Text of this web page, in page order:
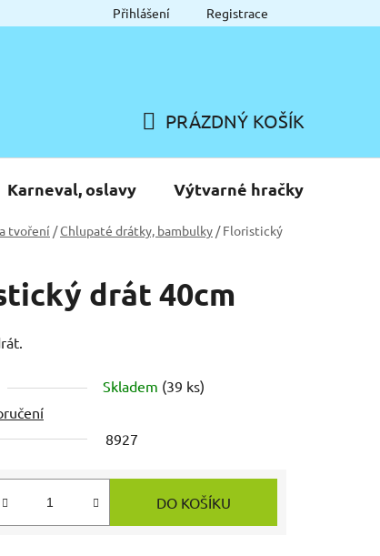
Přihlášení Registrace
KOŠÍK
PRÁZDNÝ KOŠÍK
Karneval, oslavy Výtvarné hračky
tvoření /Chlupaté drátky, bambulky / Floristický
drát 40cm
Skladem (39 ks)
8927
DO KOŠÍKU